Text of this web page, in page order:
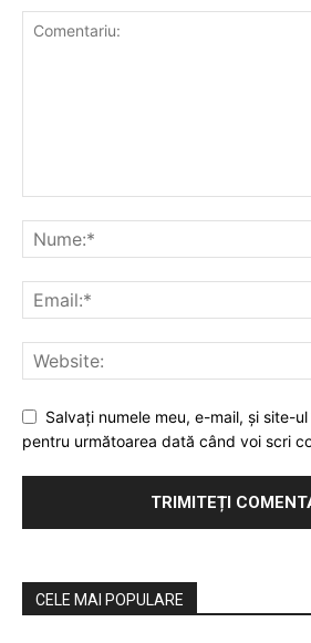
Salvaţi numele meu, e-mail, şi site-
pentru următoarea dată când voi scri
CELE MAI POPULARE